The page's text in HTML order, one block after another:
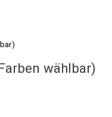
wählbar)